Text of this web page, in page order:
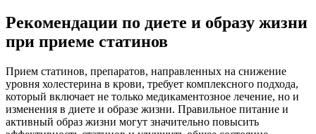
Рекомендации по диете и образу жизни
при приеме статинов
Прием статинов, препаратов, направленных на снижение
уровня холестерина в крови, требует комплексного подхода,
который включает не только медикаментозное лечение, но и
изменения в диете и образе жизни. Правильное питание и
активный образ жизни могут значительно повысить